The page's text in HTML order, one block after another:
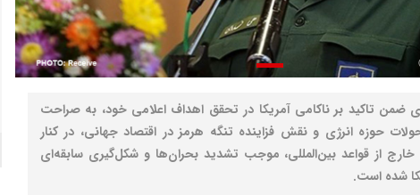
ضمن تاکید بر ناکامی آمریکا در تحقق اهداف اعلامی خود، به صراحت
حوزه انرژی و نقش فزاینده تنگه هرمز در اقتصاد جهانی، در کنار
خارج از قواعد بین‌المللی، موجب تشدید بحران‌ها و شکل‌گیری سابقه‌ای
شده است.